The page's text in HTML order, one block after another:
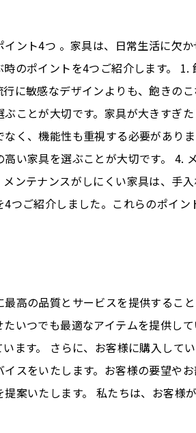
ント4つ 。家具は、日常生活に欠
時のポイントを4つご紹介します。
行に敏感なデザインよりも、飽きの
ぶことが大切です。家具が大きすぎ
なく、機能性も重視する必要があり
高い家具を選ぶことが大切です。 4.
メンテナンスがしにくい家具は、手
つご紹介しました。これらのポイ
最高の品質とサービスを提供するこ
たいつでも最適なアイテムを提供し
います。 さらに、お客様に購入して
イスをいたします。お客様の要望や
提案いたします。 私たちは、お客